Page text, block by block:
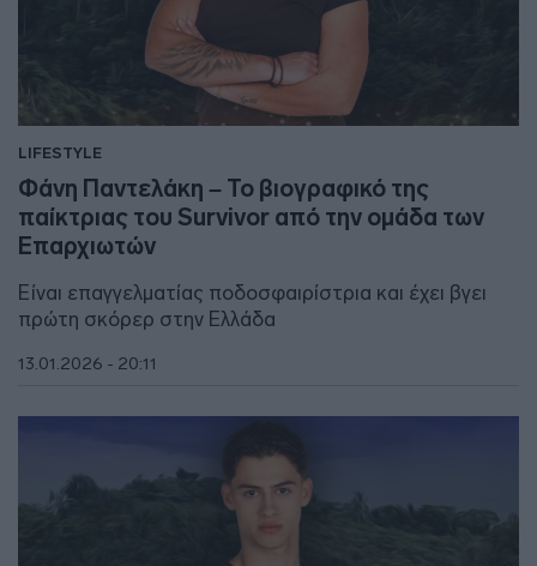
LIFESTYLE
Φάνη Παντελάκη – Το βιογραφικό της
παίκτριας του Survivor από την ομάδα των
Επαρχιωτών
Είναι επαγγελματίας ποδοσφαιρίστρια και έχει βγει
πρώτη σκόρερ στην Ελλάδα
13.01.2026 - 20:11